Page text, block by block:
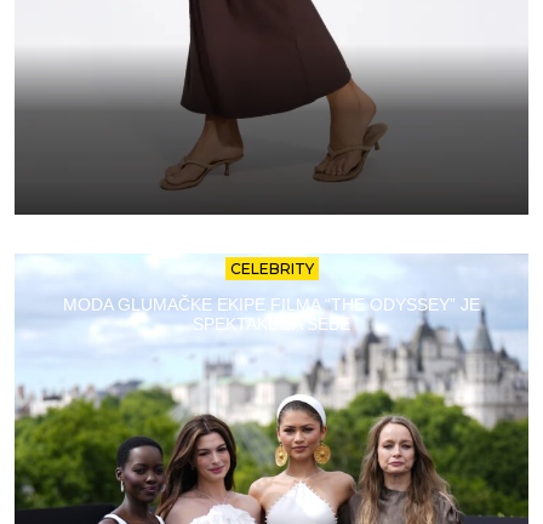
CELEBRITY
MODA GLUMAČKE EKIPE FILMA “THE ODYSSEY” JE
SPEKTAKL ZA SEBE